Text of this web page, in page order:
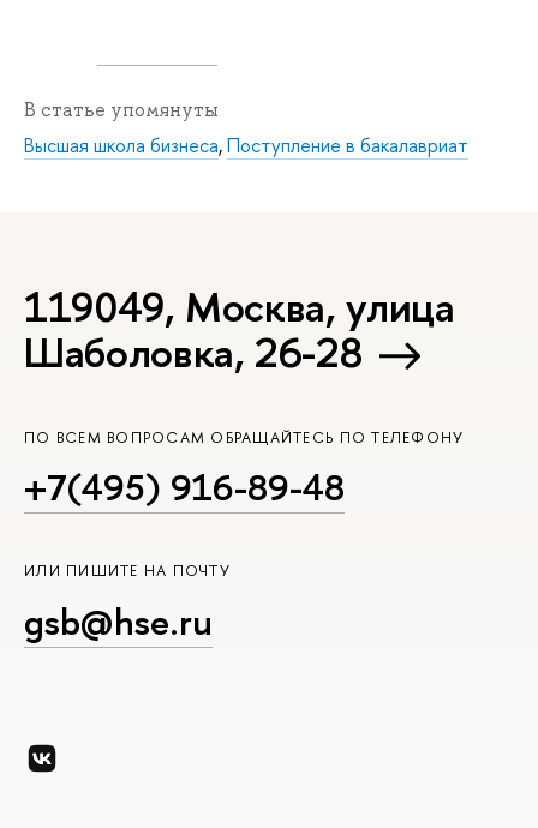
В статье упомянуты
Высшая школа бизнеса,Поступление в бакалавриат
119049, Москва, улица
Шаболовка, 26-28
ПО ВСЕМ ВОПРОСАМ ОБРАЩАЙТЕСЬ ПО ТЕЛЕФОНУ
+7(495) 916-89-48
ИЛИ ПИШИТЕ НА ПОЧТУ
gsb@hse.ru